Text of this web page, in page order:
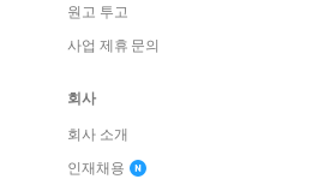
원고 투고
사업 제휴 문의
회사
회사 소개
인재채용